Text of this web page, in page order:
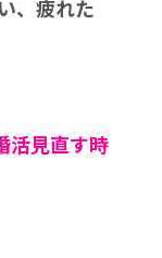
、疲れた
活見直す時